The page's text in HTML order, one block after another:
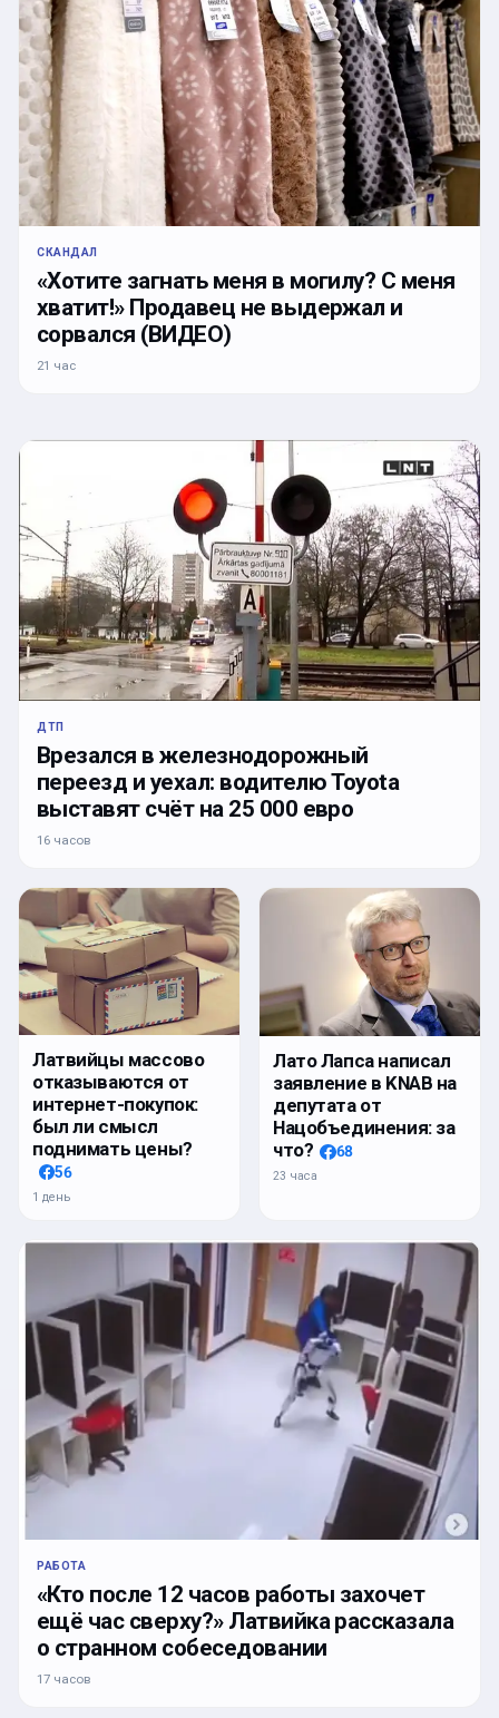
СКАНДАЛ
«Хотите загнать меня в могилу? С меня
хватит!» Продавец не выдержал и
сорвался (ВИДЕО)
21 час
ДТП
Врезался в железнодорожный
переезд и уехал: водителю Toyota
выставят счёт на 25 000 евро
16 часов
Латвийцы массово
отказываются от
интернет-покупок:
был ли смысл
поднимать цены?
56
1 день
Лато Лапса написал
заявление в KNAB на
депутата от
Нацобъединения: за
что?
68
23 часа
РАБОТА
«Кто после 12 часов работы захочет
ещё час сверху?» Латвийка рассказала
о странном собеседовании
17 часов